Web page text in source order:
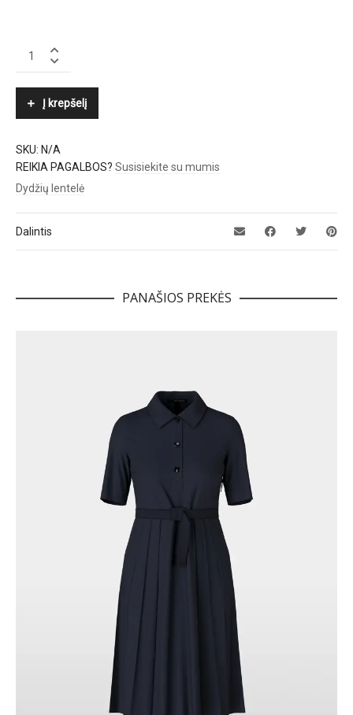
RALPH
Į krepšelį
SKU: N/A
REIKIA PAGALBOS? Susisiekite su mumis
Dydžių lentelė
Dalintis
PANAŠIOS PREKĖS